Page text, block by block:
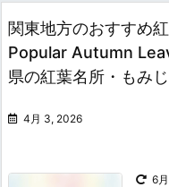
関東地方のおすすめ
Popular Autumn
県の紅葉名所・もみ
4月 3, 2026
6